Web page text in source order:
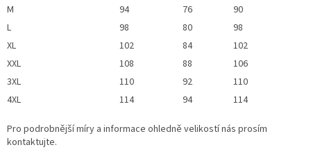
M
94 76
90
L
98 80
98
XL
102 84
102
XXL
108 88
106
3XL
110 92
110
4XL
114 94 114
Pro podrobnější míry a informace ohledně velikostí nás prosím
kontaktujte.